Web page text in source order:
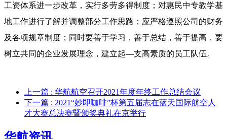
工资体系进一步改革，实行多劳多得制度；对惠民中专教学基
地工作进行了解并调整部分工作思路；应严格遵照公司的财务
及各项规章制度；同时要善于学习，善于总结，善于提高，要
树立共同的企业发展理念，建立起—支高素质的员工队伍。
上一篇 : 华航航空召开2021年度年终工作总结会议
下一篇 : 2021“妙即咖啡”杯第五届志在蓝天国际航空人
才大赛总决赛暨颁奖典礼在京举行